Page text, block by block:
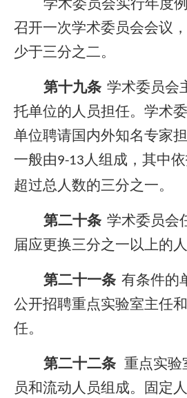
学术委员会实行年度
召开一次学术委员会会议
少于三分之二。
第十九条 学术委员会
托单位的人员担任。学术
单位聘请国内外知名专家
一般由9-13人组成，其中
超过总人数的三分之一。
第二十条 学术委员会
届应更换三分之一以上的人
第二十一条 有条件的
公开招聘重点实验室主任
任。
第二十二条 重点实验
员和流动人员组成。固定